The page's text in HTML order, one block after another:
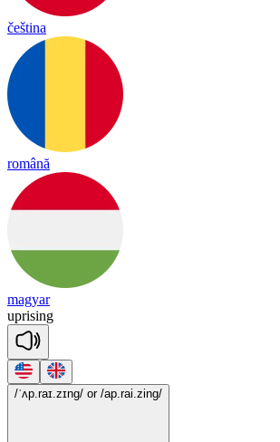
čeština
română
magyar
uprising
/ˈʌp.raɪ.zɪng/ or /ap.rai.zing/